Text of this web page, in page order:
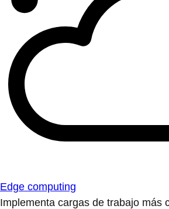
Edge computing
Implementa cargas de trabajo más